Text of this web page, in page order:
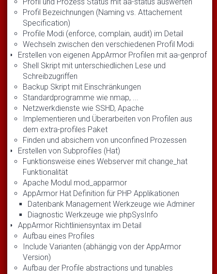
Profil Bezeichnungen (Naming vs. Attachement
Specification)
Profile Modi (enforce, complain, audit) im Detail
Wechseln zwischen den verschiedenen Profil Modi
Erstellen von eigenen AppArmor Profilen mit aa-genprof
Shell Skript mit unterschiedlichen Lese und
Schreibzugriffen
Backup Skript mit Einschränkungen
Standardprogramme wie nmap, ...
Netzwerkdienste wie SSHD, Apache
Implementieren und Überarbeiten von Profilen aus
dem extra-profiles Paket
Finden und absichern von unconfined Prozessen
Erstellen von Subprofiles (Hat)
Funktionsweise eines Webserver mit change_hat
Funktionalität
Apache Modul mod_apparmor
AppArmor Hat Definition für PHP Applikationen
Datenbank Management Werkzeuge wie Adminer
Diagnostic Werkzeuge wie phpSysInfo
AppArmor Richtliniensyntax im Detail
Aufbau eines Profiles
Include Varianten (abhängig von der AppArmor
Version)
Aufbau der Profile abstractions und tunables